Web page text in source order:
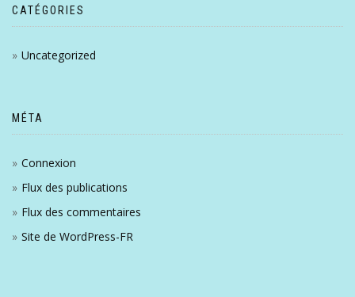
CATÉGORIES
Uncategorized
MÉTA
Connexion
Flux des publications
Flux des commentaires
Site de WordPress-FR